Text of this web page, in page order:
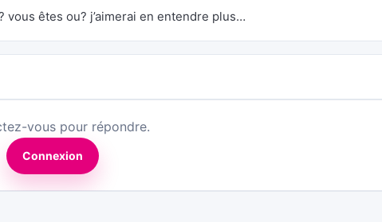
êtes ou? j’aimerai en entendre plus…
vous pour répondre.
Connexion